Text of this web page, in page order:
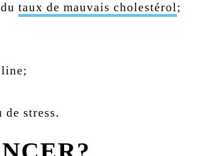
taux de mauvais cholestérol;
de stress.